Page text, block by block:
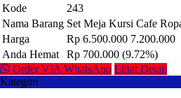
Kode
243
Nama Barang Set Meja Kursi Cafe
Harga
Rp 6.500.000 7.200.000
Anda Hemat
Rp 700.000 (9.72%)
Order VIA WhatsApp Lihat Detail
Kategori